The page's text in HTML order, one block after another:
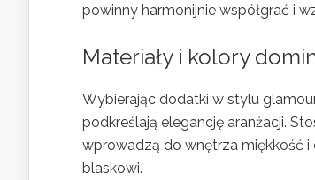
powinny harmonijnie współgrać i
Materiały i kolory
Wybierając dodatki w stylu
podkreślają elegancję aranżacji.
wprowadzą do wnętrza miękkość i
blaskowi.